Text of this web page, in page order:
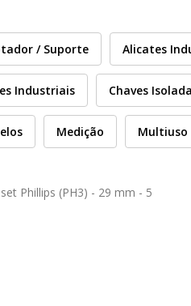
/ Suporte Alicates
Industriais Chaves
Medição Multiuso